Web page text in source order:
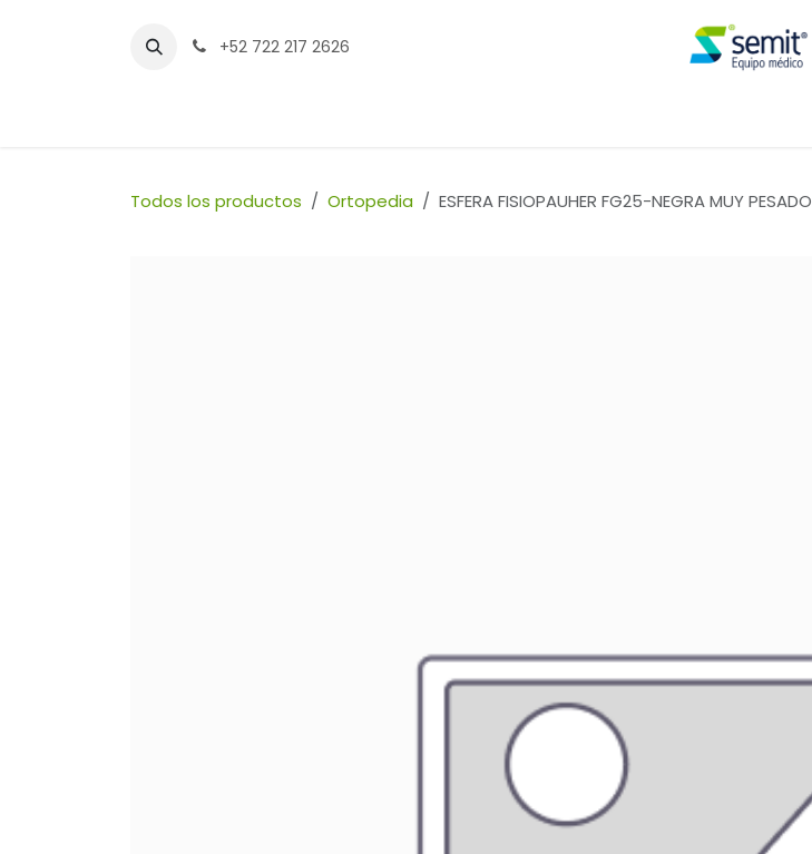
+52 722 217 2626
Todos los productos Ortopedia ESFERA FISIOPAUHER FG25-NEGRA MUY PESADO